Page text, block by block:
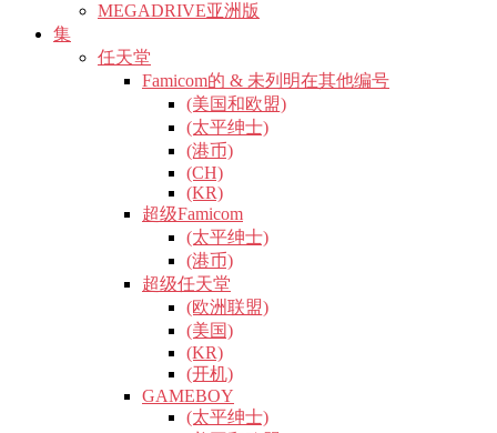
MEGADRIVE亚洲版
集
任天堂
Famicom的 & 未列明在其他编号
(美国和欧盟)
(太平绅士)
(港币)
(CH)
(KR)
超级Famicom
(太平绅士)
(港币)
超级任天堂
(欧洲联盟)
(美国)
(KR)
(开机)
GAMEBOY
(太平绅士)